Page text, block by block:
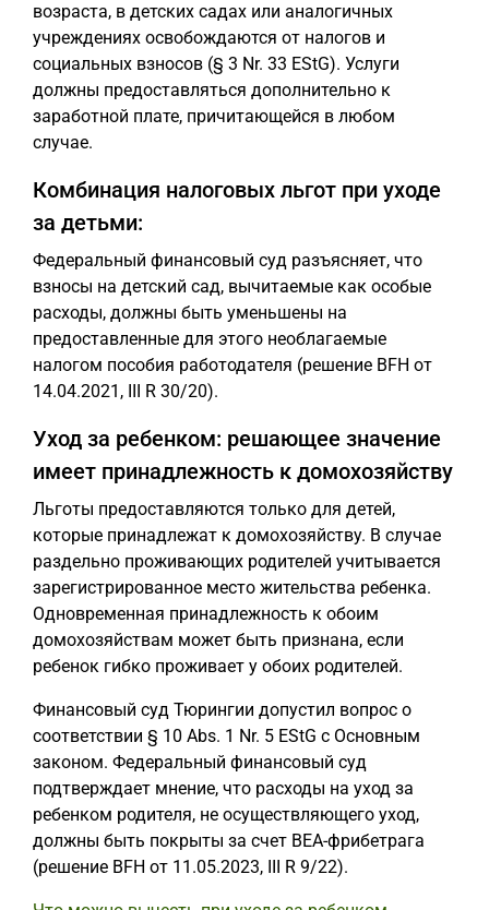
возраста, в детских садах или аналогичных
учреждениях освобождаются от налогов и
социальных взносов (§ 3 Nr. 33 EStG). Услуги
должны предоставляться дополнительно к
заработной плате, причитающейся в любом
случае.
Комбинация налоговых льгот при уходе
за детьми:
Федеральный финансовый суд разъясняет, что
взносы на детский сад, вычитаемые как особые
расходы, должны быть уменьшены на
предоставленные для этого необлагаемые
налогом пособия работодателя (решение BFH от
14.04.2021, III R 30/20).
Уход за ребенком: решающее значение
имеет принадлежность к домохозяйству
Льготы предоставляются только для детей,
которые принадлежат к домохозяйству. В случае
раздельно проживающих родителей учитывается
зарегистрированное место жительства ребенка.
Одновременная принадлежность к обоим
домохозяйствам может быть признана, если
ребенок гибко проживает у обоих родителей.
Финансовый суд Тюрингии допустил вопрос о
соответствии § 10 Abs. 1 Nr. 5 EStG с Основным
законом. Федеральный финансовый суд
подтверждает мнение, что расходы на уход за
ребенком родителя, не осуществляющего уход,
должны быть покрыты за счет BEA-фрибетрага
(решение BFH от 11.05.2023, III R 9/22).